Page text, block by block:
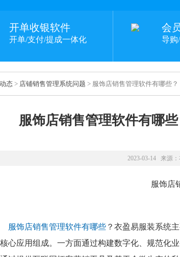
开单收银软件
开单/支付/提成一体化
会
导购
态 > 店铺销售管理系统问题 > 服饰店销售管理软件有哪些？
服饰店销售管理软件有哪
2023-03-14 来源：
服饰店销售管理软件有哪些？衣盈易服装系统
心应用组成。一方面通过构建数字化、规范化